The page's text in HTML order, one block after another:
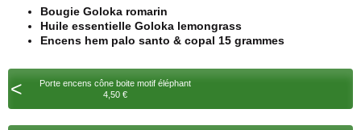
Bougie Goloka romarin
Huile essentielle Goloka lemongrass
Encens hem palo santo & copal 15 grammes
<
Porte encens cône boite motif éléphant
4,50 €